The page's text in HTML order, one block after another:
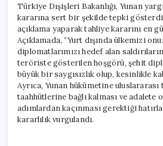
Türkiye Dışişleri Bakanlığı, Yunan
kararına sert bir şekilde tepki
açıklama yaparak tahliye kararını en
Açıklamada, “Yurt dışında ülkemizi
diplomatlarımızı hedef alan
teröriste gösterilen hoşgörü, şehit
büyük bir saygısızlık olup, kesinlikle
Ayrıca, Yunan hükümetine
taahhütlerine bağlı kalması ve adalete
adımlardan kaçınması gerektiği
kararlılık vurgulandı.